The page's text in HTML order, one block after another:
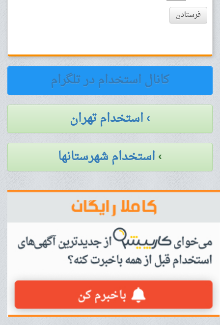
فرستادن
کانال استخدام در تلگرام
› استخدام تهران
›استخدام شهرستانها